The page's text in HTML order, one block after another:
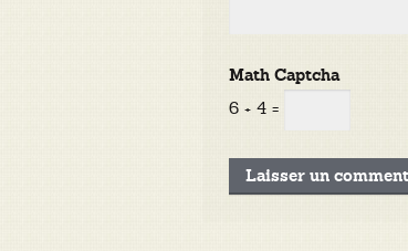
Math Captcha
6 + 4 =